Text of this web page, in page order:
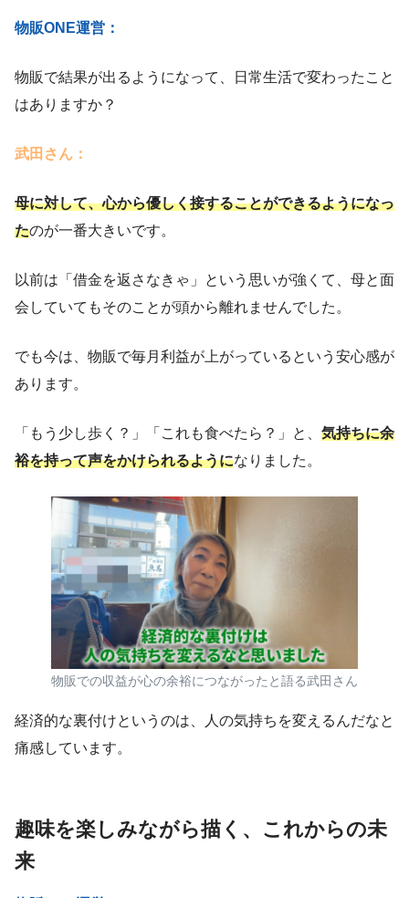
物販ONE運営：
物販で結果が出るようになって、日常生活で変わったこと
はありますか？
武田さん：
母に対して、心から優しく接することができるようになっ
たのが一番大きいです。
以前は「借金を返さなきゃ」という思いが強くて、母と面
会していてもそのことが頭から離れませんでした。
でも今は、物販で毎月利益が上がっているという安心感が
あります。
「もう少し歩く？」「これも食べたら？」と、 気持ちに余
裕を持って声をかけられるようになりました。
物販での収益が心の余裕につながったと語る武田さん
経済的な裏付けというのは、人の気持ちを変えるんだなと
痛感しています。
趣味を楽しみながら描く、これからの未
来